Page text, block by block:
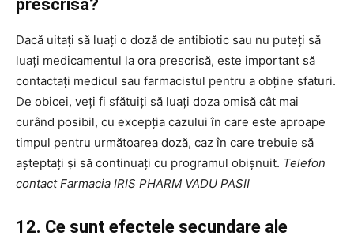
prescrisă?
Dacă uitați să luați o doză de antibiotic sau nu puteți să
luați medicamentul la ora prescrisă, este important să
contactați medicul sau farmacistul pentru a obține sfaturi.
De obicei, veți fi sfătuiți să luați doza omisă cât mai
curând posibil, cu excepția cazului în care este aproape
timpul pentru următoarea doză, caz în care trebuie să
așteptați și să continuați cu programul obișnuit. Telefon
contact Farmacia IRIS PHARM VADU PASII
12. Ce sunt efectele secundare ale